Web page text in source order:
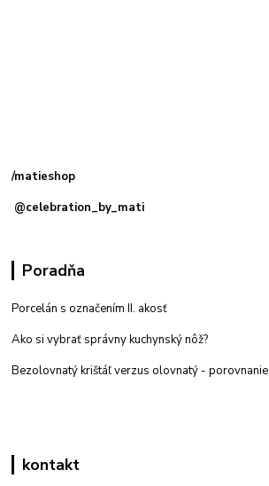
/matieshop
@celebration_by_mati
Poradňa
Porcelán s označením II. akosť
Ako si vybrať správny kuchynský nôž?
Bezolovnatý krištáľ verzus olovnatý - porovnanie
kontakt